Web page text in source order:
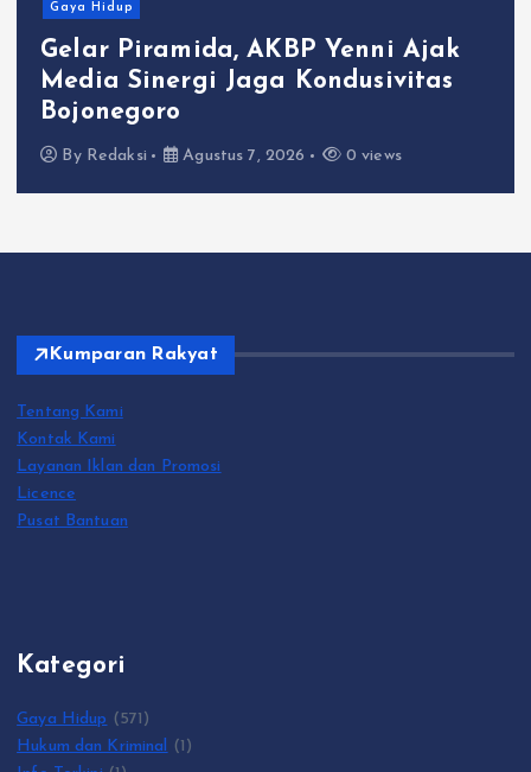
Gaya Hidup
Gelar Piramida, AKBP Yenni Ajak
Media Sinergi Jaga Kondusivitas
Bojonegoro
By Redaksi Agustus 7, 2026 0 views
Kumparan Rakyat
Tentang Kami
Kontak Kami
Layanan Iklan dan Promosi
Licence
Pusat Bantuan
Kategori
Gaya Hidup (571)
Hukum dan Kriminal (1)